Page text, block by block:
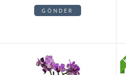
GÖNDER